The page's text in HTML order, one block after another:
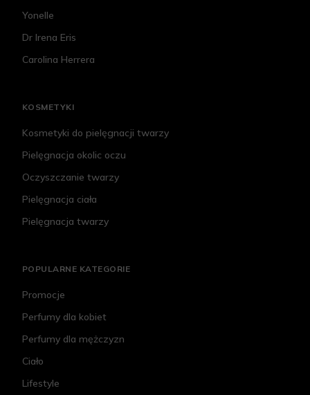
Yonelle
Dr Irena Eris
Carolina Herrera
KOSMETYKI
Kosmetyki do pielęgnacji twarzy
Pielęgnacja okolic oczu
Oczyszczanie twarzy
Pielęgnacja ciała
Pielęgnacja twarzy
POPULARNE KATEGORIE
Promocje
Perfumy dla kobiet
Perfumy dla mężczyzn
Ciało
Lifestyle